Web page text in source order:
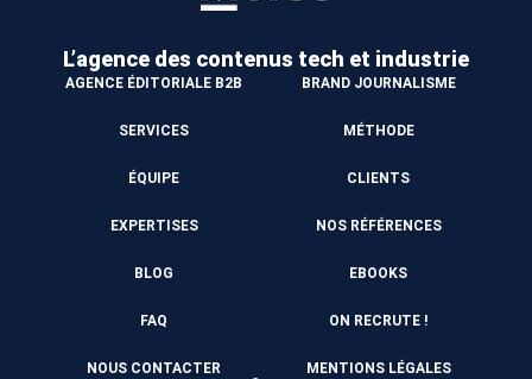
L’agence des contenus tech et industrie
AGENCE ÉDITORIALE B2B BRAND JOURNALISME
SERVICES MÉTHODE
ÉQUIPE CLIENTS
EXPERTISES NOS RÉFÉRENCES
BLOG EBOOKS
FAQ ON RECRUTE !
NOUS CONTACTER MENTIONS LÉGALES